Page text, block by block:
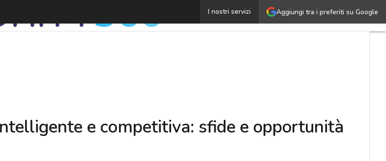
Aggiungi tra i preferiti su Google
I nostri servizi
Tecnologie per una manifattura intelligente e
e competitiva: sfide e opportunità